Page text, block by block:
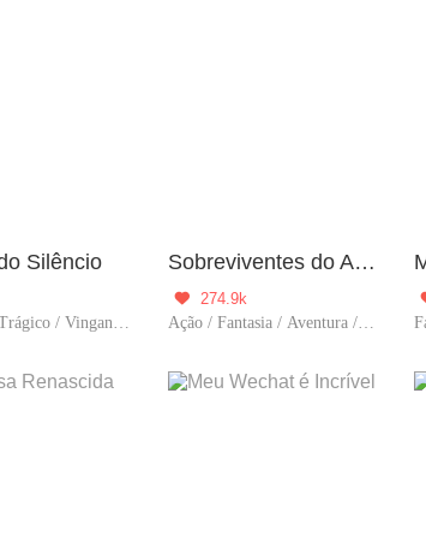
Silêncio
Aventura / Trágico / Vingança / BL / Contra-Ataque
Sobreviventes do Apocalípse

274.9k
Ação / Fantasia / Aventura / Vingança / Sobrevivência / Dominante